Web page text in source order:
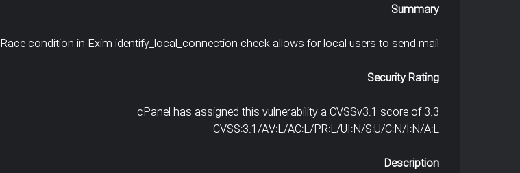
Summary
Race condition in Exim identify_local_connection check allows for local users to send mail.
Security Rating
cPanel has assigned this vulnerability a CVSSv3.1 score of 3.3
CVSS:3.1/AV:L/AC:L/PR:L/UI:N/S:U/C:N/I:N/A:L
Description